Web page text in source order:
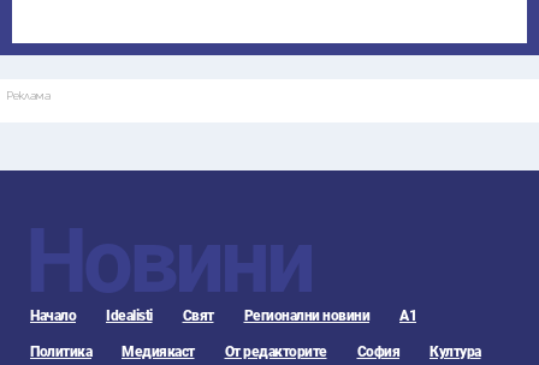
Реклама
Новини
Начало Idealisti Свят Регионални новини А1
Политика Медиякаст От редакторите София Култура